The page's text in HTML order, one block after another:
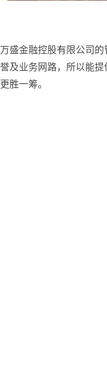
万盛金融控股有限公司
誉及业务网路，所以能
更胜一筹。